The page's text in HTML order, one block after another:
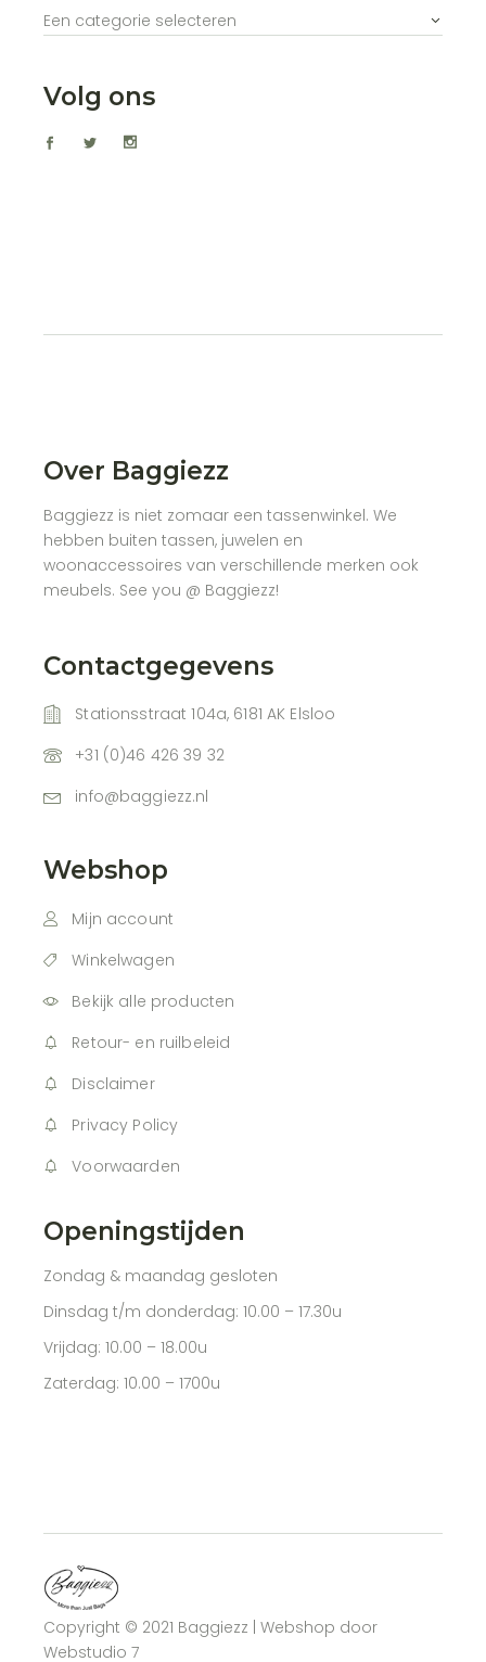
Een categorie selecteren
Volg ons
Over Baggiezz
Baggiezz is niet zomaar een tassenwinkel. We
hebben buiten tassen, juwelen en
woonaccessoires van verschillende merken ook
meubels. See you @ Baggiezz!
Contactgegevens
Stationsstraat 104a, 6181 AK Elsloo
+31 (0)46 426 39 32
info@baggiezz.nl
Webshop
Mijn account
Winkelwagen
Bekijk alle producten
Retour- en ruilbeleid
Disclaimer
Privacy Policy
Voorwaarden
Openingstijden
Zondag & maandag gesloten
Dinsdag t/m donderdag: 10.00 – 17.30u
Vrijdag: 10.00 – 18.00u
Zaterdag: 10.00 – 1700u
Copyright © 2021 Baggiezz | Webshop door
Webstudio 7